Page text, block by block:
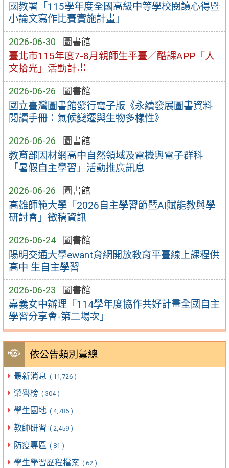
國教署「115學年度全國高級中等學校閱讀心得暨
小論文寫作比賽實施計畫」
2026-06-30 圖書館
臺北市115年度7-8月親師生平臺／酷課APP「人
文拾光」活動計畫
2026-06-26 圖書館
國立臺灣圖書館發行電子版《永續發展圖書資料
閱讀手冊：氣候變遷與生物多樣性》
2026-06-26 圖書館
教育部因材網高中自然領域及電機與電子群科
「暑假自主學習」活動推廣訊息
2026-06-26 圖書館
高雄師範大學「2026自主學習節暨AI賦能教與學
研討會」徵稿資訊
2026-06-24 圖書館
陽明交通大學ewant育網開放教育平臺線上課程供
高中 生自主學習
2026-06-23 圖書館
嘉義女中辦理「114學年度協作共好計畫全國自主
學習分享會-第二場次」
依公告類別彙總
最新消息 ( 11,726 )
榮譽榜 ( 304 )
學生園地 ( 4,786 )
教師研習 ( 2,459 )
防疫專區 ( 81 )
學生學習歷程檔案 ( 62 )